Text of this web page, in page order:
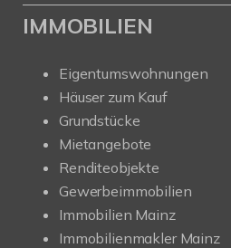
IMMOBILIEN
Eigentumswohnungen
Häuser zum Kauf
Grundstücke
Mietangebote
Renditeobjekte
Gewerbeimmobilien
Immobilien Mainz
Immobilienmakler Mainz